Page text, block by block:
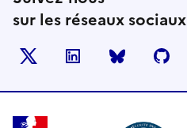
sur les réseaux sociaux
LinkedIn BlueSky